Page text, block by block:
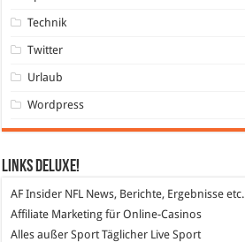
Technik
Twitter
Urlaub
Wordpress
Links DeLuXe!
AF Insider NFL News, Berichte, Ergebnisse etc.
Affiliate Marketing für Online-Casinos
Alles außer SportTäglicher Live Sport